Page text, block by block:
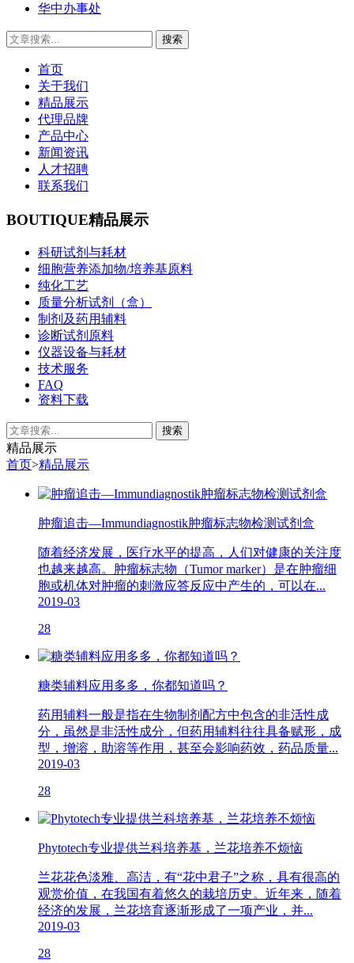
华中办事处
首页
关于我们
精品展示
代理品牌
产品中心
新闻资讯
人才招聘
联系我们
BOUTIQUE精品展示
科研试剂与耗材
细胞营养添加物/培养基原料
纯化工艺
质量分析试剂（盒）
制剂及药用辅料
诊断试剂原料
仪器设备与耗材
技术服务
FAQ
资料下载
精品展示
首页>精品展示
肿瘤追击—Immundiagnostik肿瘤标志物检测试剂盒
随着经济发展，医疗水平的提高，人们对健康的关注度
也越来越高。肿瘤标志物（Tumor marker）是在肿瘤细
胞或机体对肿瘤的刺激应答反应中产生的，可以在...
2019-03
28
糖类辅料应用多多，你都知道吗？
药用辅料一般是指在生物制剂配方中包含的非活性成
分，虽然是非活性成分，但药用辅料往往具备赋形，成
型，增溶，助溶等作用，甚至会影响药效，药品质量...
2019-03
28
Phytotech专业提供兰科培养基，兰花培养不烦恼
兰花花色淡雅、高洁，有“花中君子”之称，具有很高的
观赏价值，在我国有着悠久的栽培历史。近年来，随着
经济的发展，兰花培育逐渐形成了一项产业，并...
2019-03
28